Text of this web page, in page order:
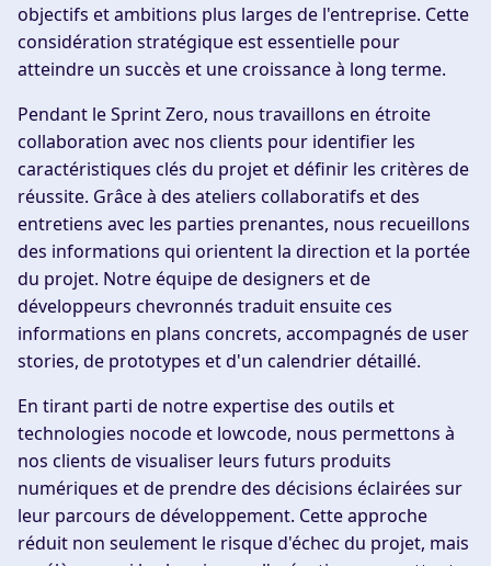
objectifs et ambitions plus larges de l'entreprise. Cette
considération stratégique est essentielle pour
atteindre un succès et une croissance à long terme.
Pendant le Sprint Zero, nous travaillons en étroite
collaboration avec nos clients pour identifier les
caractéristiques clés du projet et définir les critères de
réussite. Grâce à des ateliers collaboratifs et des
entretiens avec les parties prenantes, nous recueillons
des informations qui orientent la direction et la portée
du projet. Notre équipe de designers et de
développeurs chevronnés traduit ensuite ces
informations en plans concrets, accompagnés de user
stories, de prototypes et d'un calendrier détaillé.
En tirant parti de notre expertise des outils et
technologies nocode et lowcode, nous permettons à
nos clients de visualiser leurs futurs produits
numériques et de prendre des décisions éclairées sur
leur parcours de développement. Cette approche
réduit non seulement le risque d'échec du projet, mais